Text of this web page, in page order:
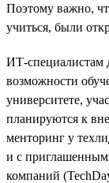
Поэтому важно,
учиться, были
ИТ-специалистам
возможности
университете,
планируются к
менторинг у
и с
компаний